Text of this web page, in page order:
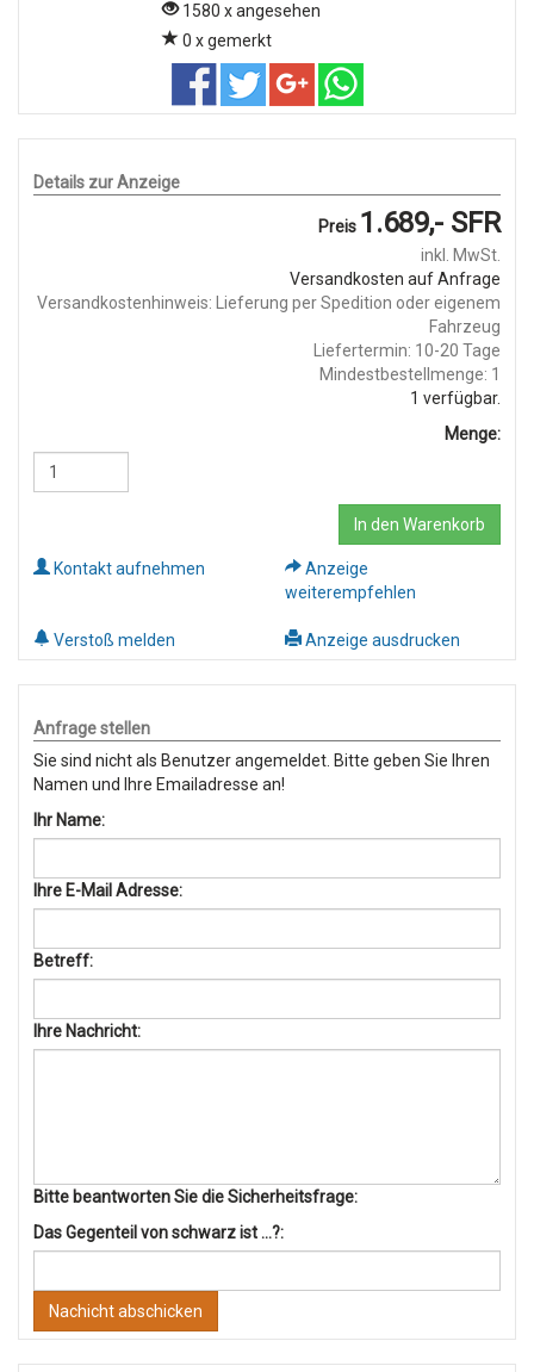
1580 x angesehen
0 x gemerkt
Details zur Anzeige
Preis 1.689,- SFR
inkl. MwSt.
Versandkosten auf Anfrage
Versandkostenhinweis: Lieferung per Spedition oder eigenem
Fahrzeug
Liefertermin: 10-20 Tage
Mindestbestellmenge: 1
1 verfügbar.
Menge:
In den Warenkorb
Kontakt aufnehmen
Anzeige
weiterempfehlen
Verstoß melden Anzeige ausdrucken
Anfrage stellen
Sie sind nicht als Benutzer angemeldet. Bitte geben Sie Ihren
Namen und Ihre Emailadresse an!
Ihr Name:
Ihre E-Mail Adresse:
Betreff:
Ihre Nachricht:
Bitte beantworten Sie die Sicherheitsfrage:
Das Gegenteil von schwarz ist ...?:
Nachicht abschicken